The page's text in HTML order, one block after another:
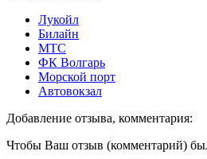
Лукойл
Билайн
МТС
ФК Волгарь
Морской порт
Автовокзал
Добавление отзыва, комментария:
Чтобы Ваш отзыв (комментарий)